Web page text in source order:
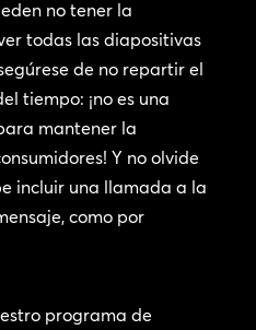
no tener la
todas las diapositivas
de no repartir el
tiempo: ¡no es una
mantener la
Y no olvide
incluir una llamada a la
como por
programa de